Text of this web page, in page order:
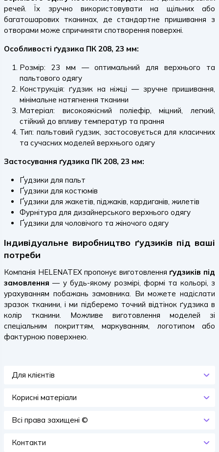
речей. Їх зручно використовувати на щільних або
багатошарових тканинах, де стандартне пришивання з
отворами може спричиняти спотворення поверхні.
Особливості ґудзика ПК 208, 23 мм:
Розмір: 23 мм — оптимальний для верхнього та
пальтового одягу
Конструкція: ґудзик на ніжці — зручне пришивання,
мінімальне натягнення тканини
Матеріал: високоякісний поліефір, міцний, легкий,
стійкий до впливу температур та прання
Тип: пальтовий ґудзик, застосовується для класичних
та сучасних моделей верхнього одягу
Застосування ґудзика ПК 208, 23 мм:
Ґудзики для пальт
Ґудзики для костюмів
Ґудзики для жакетів, піджаків, кардиганів, жилетів
Фурнітура для дизайнерського верхнього одягу
Ґудзики для чоловічого та жіночого одягу
Індивідуальне виробництво ґудзиків під ваші
потреби
Компанія HELENATEX пропонує виготовлення ґудзиків під
замовлення — у будь-якому розмірі, формі та кольорі, з
урахуванням побажань замовника. Ви можете надіслати
зразок тканини, і ми підберемо точний відтінок ґудзика в
колір тканини. Можливе виготовлення моделей зі
спеціальним покриттям, маркуванням, логотипом або
фактурною поверхнею.
Для клієнтів
Корисні матеріали
Всi права захищенi ©
Контакти